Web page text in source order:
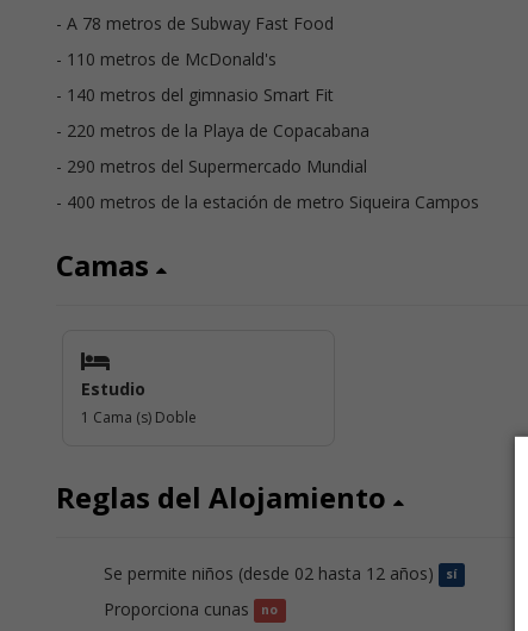
- A 78 metros de Subway Fast Food
- 110 metros de McDonald's
- 140 metros del gimnasio Smart Fit
- 220 metros de la Playa de Copacabana
- 290 metros del Supermercado Mundial
- 400 metros de la estación de metro Siqueira Campos
Camas
Estudio
1 Cama (s) Doble
Reglas del Alojamiento
Se permite niños (desde 02 hasta 12 años) sí
Proporciona cunas no